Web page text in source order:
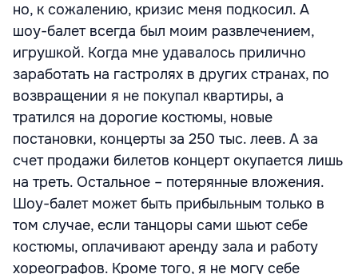
но, к сожалению, кризис меня подкосил. А
шоу-балет всегда был моим развлечением,
игрушкой. Когда мне удавалось прилично
заработать на гастролях в других странах, по
возвращении я не покупал квартиры, а
тратился на дорогие костюмы, новые
постановки, концерты за 250 тыс. леев. А за
счет продажи билетов концерт окупается лишь
на треть. Остальное – потерянные вложения.
Шоу-балет может быть прибыльным только в
том случае, если танцоры сами шьют себе
костюмы, оплачивают аренду зала и работу
хореографов. Кроме того, я не могу себе